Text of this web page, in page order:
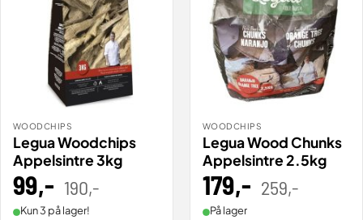
WOODCHIPS
Legua Woodchips
Appelsintre 3kg
99,- 190,-
Kun 3 på lager!
WOODCHIPS
Legua Wood Chunks
Appelsintre 2.5kg
179,- 259,-
På lager